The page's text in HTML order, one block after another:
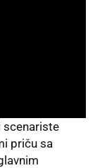
scenariste
priču sa